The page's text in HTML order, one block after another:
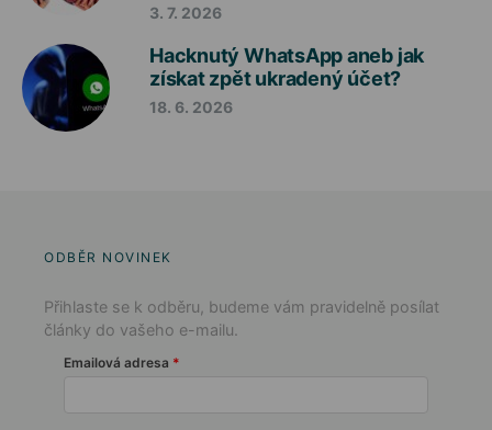
3. 7. 2026
Hacknutý WhatsApp aneb jak
získat zpět ukradený účet?
18. 6. 2026
ODBĚR NOVINEK
Přihlaste se k odběru, budeme vám pravidelně posílat
články do vašeho e-mailu.
Emailová adresa